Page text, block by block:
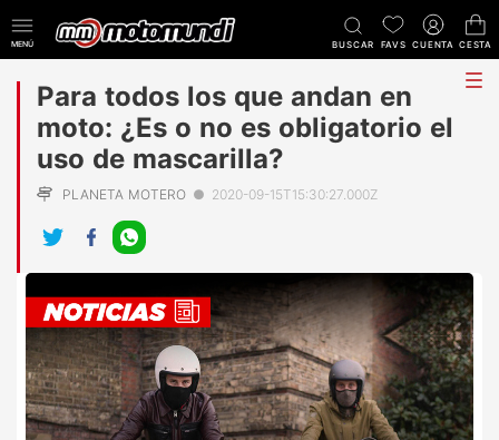
MENÚ BUSCAR FAVS CUENTA CESTA
Para todos los que andan en
moto: ¿Es o no es obligatorio el
uso de mascarilla?
PLANETA MOTERO ● 2020-09-15T15:30:27.000Z